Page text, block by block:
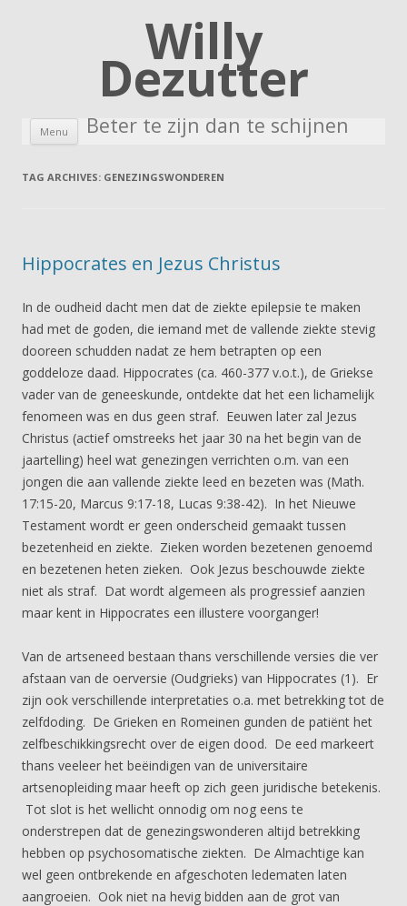
Willy
Dezutter
Beter te zijn dan te schijnen
Menu Skip to content
TAG ARCHIVES: GENEZINGSWONDEREN
Hippocrates en Jezus Christus
In de oudheid dacht men dat de ziekte epilepsie te maken
had met de goden, die iemand met de vallende ziekte stevig
dooreen schudden nadat ze hem betrapten op een
goddeloze daad. Hippocrates (ca. 460-377 v.o.t.), de Griekse
vader van de geneeskunde, ontdekte dat het een lichamelijk
fenomeen was en dus geen straf. Eeuwen later zal Jezus
Christus (actief omstreeks het jaar 30 na het begin van de
jaartelling) heel wat genezingen verrichten o.m. van een
jongen die aan vallende ziekte leed en bezeten was (Math.
17:15-20, Marcus 9:17-18, Lucas 9:38-42). In het Nieuwe
Testament wordt er geen onderscheid gemaakt tussen
bezetenheid en ziekte. Zieken worden bezetenen genoemd
en bezetenen heten zieken. Ook Jezus beschouwde ziekte
niet als straf. Dat wordt algemeen als progressief aanzien
maar kent in Hippocrates een illustere voorganger!
Van de artseneed bestaan thans verschillende versies die ver
afstaan van de oerversie (Oudgrieks) van Hippocrates (1). Er
zijn ook verschillende interpretaties o.a. met betrekking tot de
zelfdoding. De Grieken en Romeinen gunden de patiënt het
zelfbeschikkingsrecht over de eigen dood. De eed markeert
thans veeleer het beëindigen van de universitaire
artsenopleiding maar heeft op zich geen juridische betekenis.
Tot slot is het wellicht onnodig om nog eens te
onderstrepen dat de genezingswonderen altijd betrekking
hebben op psychosomatische ziekten. De Almachtige kan
wel geen ontbrekende en afgeschoten ledematen laten
aangroeien. Ook niet na hevig bidden aan de grot van